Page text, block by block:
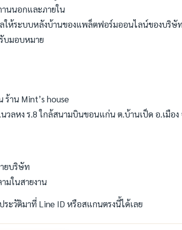
านนอกและภายใน
ให้ระบบหลังบ้านของแพล็ตฟอร์มออนไลน์ของบริษั
บมอบหมาย
ร้าน Mint’s house
วลหง ร.8 ใกล้สนามบินขอนแก่น ต.บ้านเป็ด อ.เมือ
ยบริษัท
มในสายงาน
ระวัติมาที่ Line ID หรือสแกนตรงนี้ได้เลย